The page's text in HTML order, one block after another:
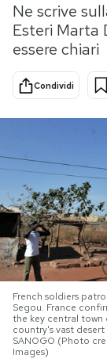
Politica
Tecnologia
Scienza
PODCAST
I MIEI
Ne scrive
Esteri Marta
essere chiari
Condividi
French soldiers
Segou. France
the key central town
country's vast desert
SANOGO (Photo
Images)